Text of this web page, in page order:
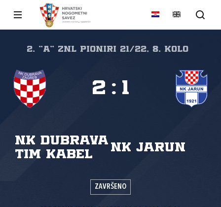
2. "A" ZNL PIONIRI 21/22, 8. kolo
NK Dubrava
Tim Kabel
NK Jarun
2 : 1
ZAVRŠENO